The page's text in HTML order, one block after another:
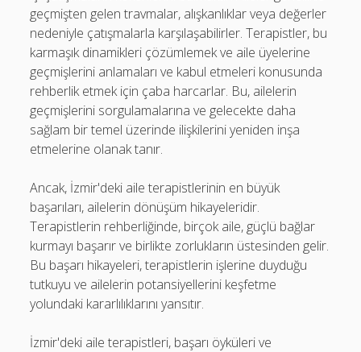
geçmişten gelen travmalar, alışkanlıklar veya değerler
nedeniyle çatışmalarla karşılaşabilirler. Terapistler, bu
karmaşık dinamikleri çözümlemek ve aile üyelerine
geçmişlerini anlamaları ve kabul etmeleri konusunda
rehberlik etmek için çaba harcarlar. Bu, ailelerin
geçmişlerini sorgulamalarına ve gelecekte daha
sağlam bir temel üzerinde ilişkilerini yeniden inşa
etmelerine olanak tanır.
Ancak, İzmir'deki aile terapistlerinin en büyük
başarıları, ailelerin dönüşüm hikayeleridir.
Terapistlerin rehberliğinde, birçok aile, güçlü bağlar
kurmayı başarır ve birlikte zorlukların üstesinden gelir.
Bu başarı hikayeleri, terapistlerin işlerine duyduğu
tutkuyu ve ailelerin potansiyellerini keşfetme
yolundaki kararlılıklarını yansıtır.
İzmir'deki aile terapistleri, başarı öyküleri ve